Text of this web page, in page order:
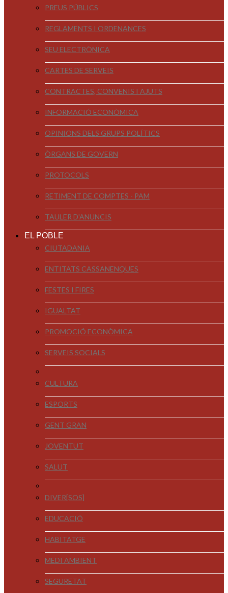
PREUS PÚBLICS
REGLAMENTS I ORDENANCES
SEU ELECTRÒNICA
CARTES DE SERVEIS
CONTRACTES, CONVENIS I AJUTS
INFORMACIÓ ECONÒMICA
OPINIONS DELS GRUPS POLÍTICS
ÒRGANS DE GOVERN
PROTOCOLS
RETIMENT DE COMPTES - PAM
TAULER D'ANUNCIS
EL POBLE
CIUTADANIA
ENTITATS CASSANENQUES
FESTES I FIRES
IGUALTAT
PROMOCIÓ ECONÒMICA
SERVEIS SOCIALS
CULTURA
ESPORTS
GENT GRAN
JOVENTUT
SALUT
DIVER[SOS]
EDUCACIÓ
HABITATGE
MEDI AMBIENT
SEGURETAT